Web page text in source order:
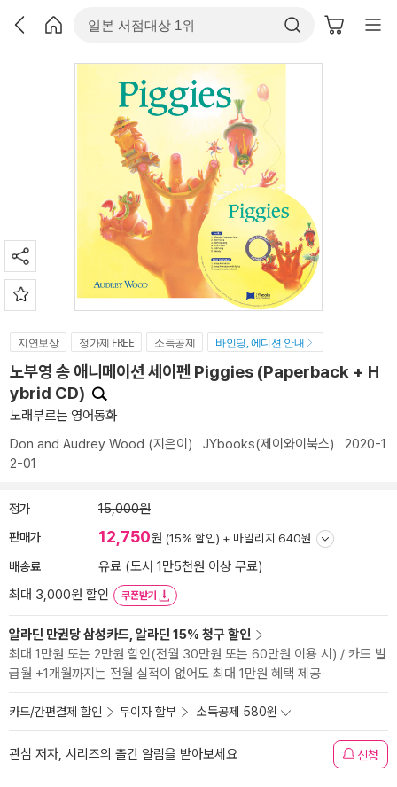
지연보상 정가제 FREE 소득공제 바인딩, 에디션 안내
노부영 송 애니메이션 세이펜 Piggies (Paperback + H
ybrid CD)
노래부르는 영어동화
Don and Audrey Wood (지은이) JYbooks(제이와이북스) 2020-1
2-01
정가 15,000원
판매가 12,750원 (15% 할인) + 마일리지 640원
배송료
유료 (도서 1만5천원 이상 무료)
최대 3,000원 할인
쿠폰받기
알라딘 만권당 삼성카드, 알라딘 15% 청구 할인
최대 1만원 또는 2만원 할인(전월 30만원 또는 60만원 이용 시) / 카드 발
급월 +1개월까지는 전월 실적이 없어도 최대 1만원 혜택 제공
카드/간편결제 할인 무이자 할부 소득공제 580원
관심 저자, 시리즈의 출간 알림을 받아보세요 신청